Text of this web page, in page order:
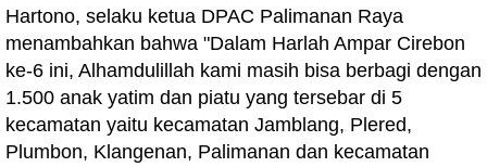
Hartono, selaku ketua DPAC Palimanan Raya
menambahkan bahwa "Dalam Harlah Ampar Cirebon
ke-6 ini, Alhamdulillah kami masih bisa berbagi dengan
1.500 anak yatim dan piatu yang tersebar di 5
kecamatan yaitu kecamatan Jamblang, Plered,
Plumbon, Klangenan, Palimanan dan kecamatan